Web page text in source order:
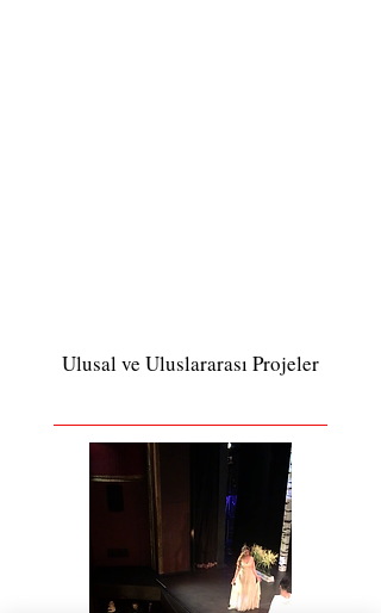
Ulusal ve Uluslararası Projeler